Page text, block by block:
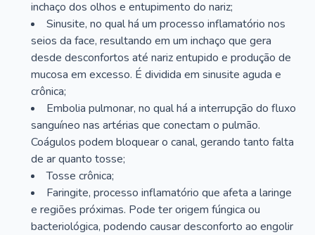
inchaço dos olhos e entupimento do nariz;
Sinusite, no qual há um processo inflamatório nos
seios da face, resultando em um inchaço que gera
desde desconfortos até nariz entupido e produção de
mucosa em excesso. É dividida em sinusite aguda e
crônica;
Embolia pulmonar, no qual há a interrupção do fluxo
sanguíneo nas artérias que conectam o pulmão.
Coágulos podem bloquear o canal, gerando tanto falta
de ar quanto tosse;
Tosse crônica;
Faringite, processo inflamatório que afeta a laringe
e regiões próximas. Pode ter origem fúngica ou
bacteriológica, podendo causar desconforto ao engolir